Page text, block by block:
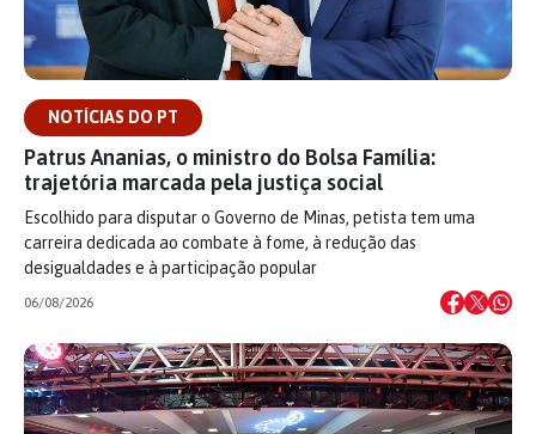
NOTÍCIAS DO PT
Patrus Ananias, o ministro do Bolsa Família:
trajetória marcada pela justiça social
Escolhido para disputar o Governo de Minas, petista tem uma
carreira dedicada ao combate à fome, à redução das
desigualdades e à participação popular
06/08/2026